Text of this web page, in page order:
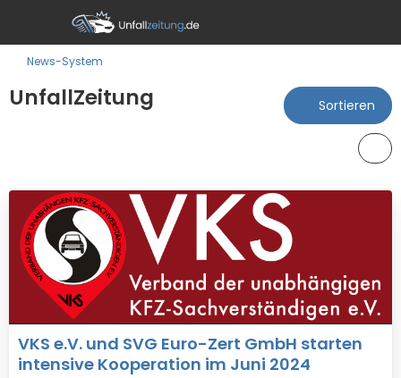
News-System
UnfallZeitung Sortieren
VKS e.V. und SVG Euro-Zert GmbH starten
intensive Kooperation im Juni 2024